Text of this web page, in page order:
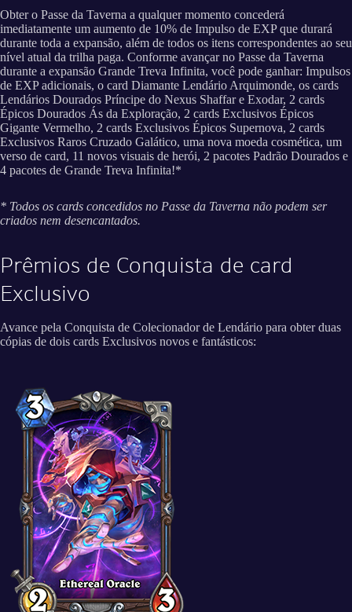
Obter o Passe da Taverna a qualquer momento concederá
imediatamente um aumento de 10% de Impulso de EXP que durará
durante toda a expansão, além de todos os itens correspondentes ao seu
nível atual da trilha paga. Conforme avançar no Passe da Taverna
durante a expansão Grande Treva Infinita, você pode ganhar: Impulsos
de EXP adicionais, o card Diamante Lendário Arquimonde, os cards
Lendários Dourados Príncipe do Nexus Shaffar e Exodar, 2 cards
Épicos Dourados Ás da Exploração, 2 cards Exclusivos Épicos
Gigante Vermelho, 2 cards Exclusivos Épicos Supernova, 2 cards
Exclusivos Raros Cruzado Galático, uma nova moeda cosmética, um
verso de card, 11 novos visuais de herói, 2 pacotes Padrão Dourados e
4 pacotes de Grande Treva Infinita!*
* Todos os cards concedidos no Passe da Taverna não podem ser
criados nem desencantados.
Prêmios de Conquista de card
Exclusivo
Avance pela Conquista de Colecionador de Lendário para obter duas
cópias de dois cards Exclusivos novos e fantásticos: